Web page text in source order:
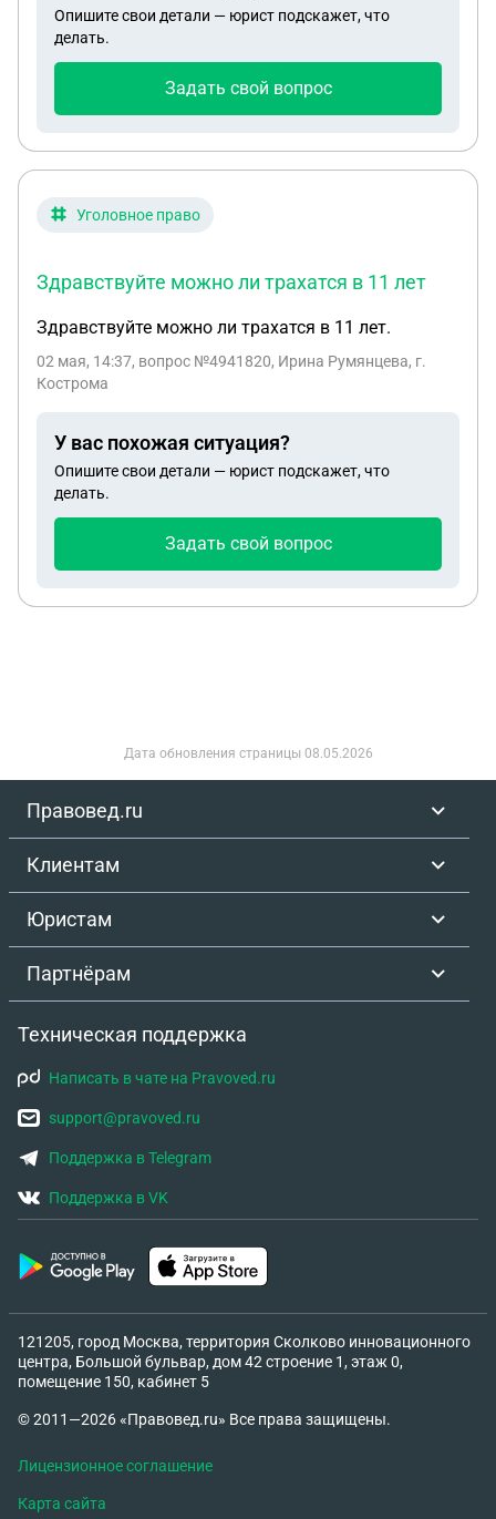
Опишите свои детали — юрист подскажет, что
делать.
Задать свой вопрос
Уголовное право
Здравствуйте можно ли трахатся в 11 лет
Здравствуйте можно ли трахатся в 11 лет.
02 мая, 14:37, вопрос №4941820, Ирина Румянцева, г.
Кострома
У вас похожая ситуация?
Опишите свои детали — юрист подскажет, что
делать.
Задать свой вопрос
Дата обновления страницы 08.05.2026
Правовед.ru
Клиентам
Юристам
Партнёрам
Техническая поддержка
Написать в чате на Pravoved.ru
support@pravoved.ru
Поддержка в Telegram
Поддержка в VK
121205, город Москва, территория Сколково инновационного
центра, Большой бульвар, дом 42 строение 1, этаж 0,
помещение 150, кабинет 5
© 2011—2026 «Правовед.ru» Все права защищены.
Лицензионное соглашение
Карта сайта